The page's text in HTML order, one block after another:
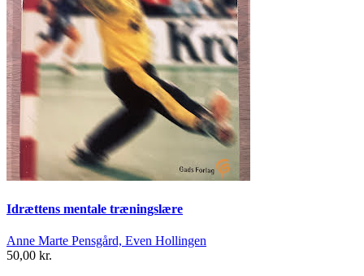
Idrættens mentale træningslære
Anne Marte Pensgård, Even Hollingen
50,00 kr.